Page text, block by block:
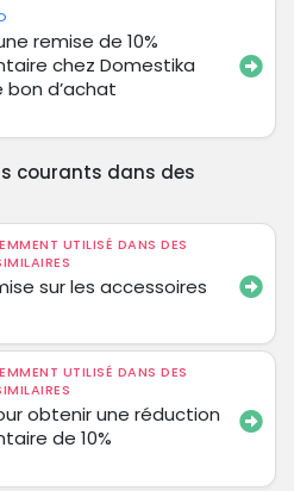
remise de 10%
chez Domestika
d’achat
courants dans des
UTILISÉ DANS DES
sur les accessoires
UTILISÉ DANS DES
obtenir une réduction
de 10%